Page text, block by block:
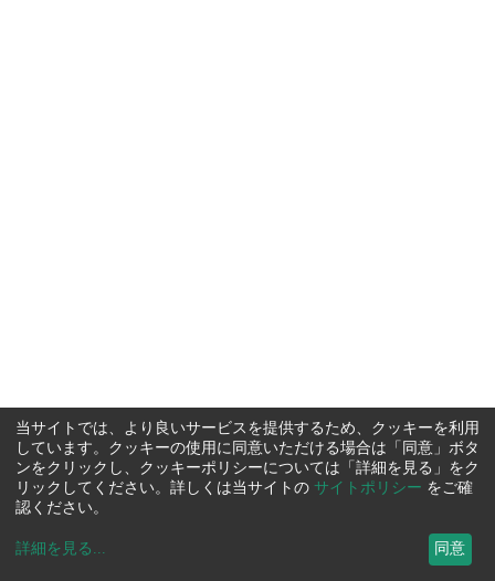
当サイトでは、より良いサービスを提供するため、クッキーを利用
しています。クッキーの使用に同意いただける場合は「同意」ボタ
ンをクリックし、クッキーポリシーについては「詳細を見る」をク
リックしてください。詳しくは当サイトの サイトポリシー をご確
認ください。
詳細を見る ... 同意